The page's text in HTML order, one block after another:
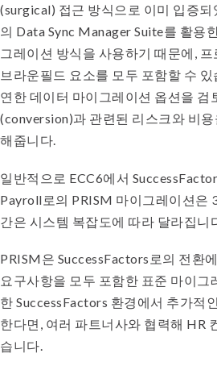
(surgical) 접근 방식으로 이미 입증되
의 Data Sync Manager Suite를 활용
그레이션 방식을 사용하기 때문에,
브라운필드 요소를 모두 포함할 수
연한 데이터 마이그레이션 옵션을 검
(conversion)과 관련된 리스크와 비용
해줍니다.
일반적으로 ECC6에서
Payroll로의 PRISM 마이그레이션은
간은 시스템 복잡도에 따라 달라집니
PRISM은 SuccessFactors로의 전환
요구사항을 모두 포함한 표준 마이그
한 SuccessFactors 환경에서 추가적
한다면, 여러 파트너사와 협력해 HR
습니다.